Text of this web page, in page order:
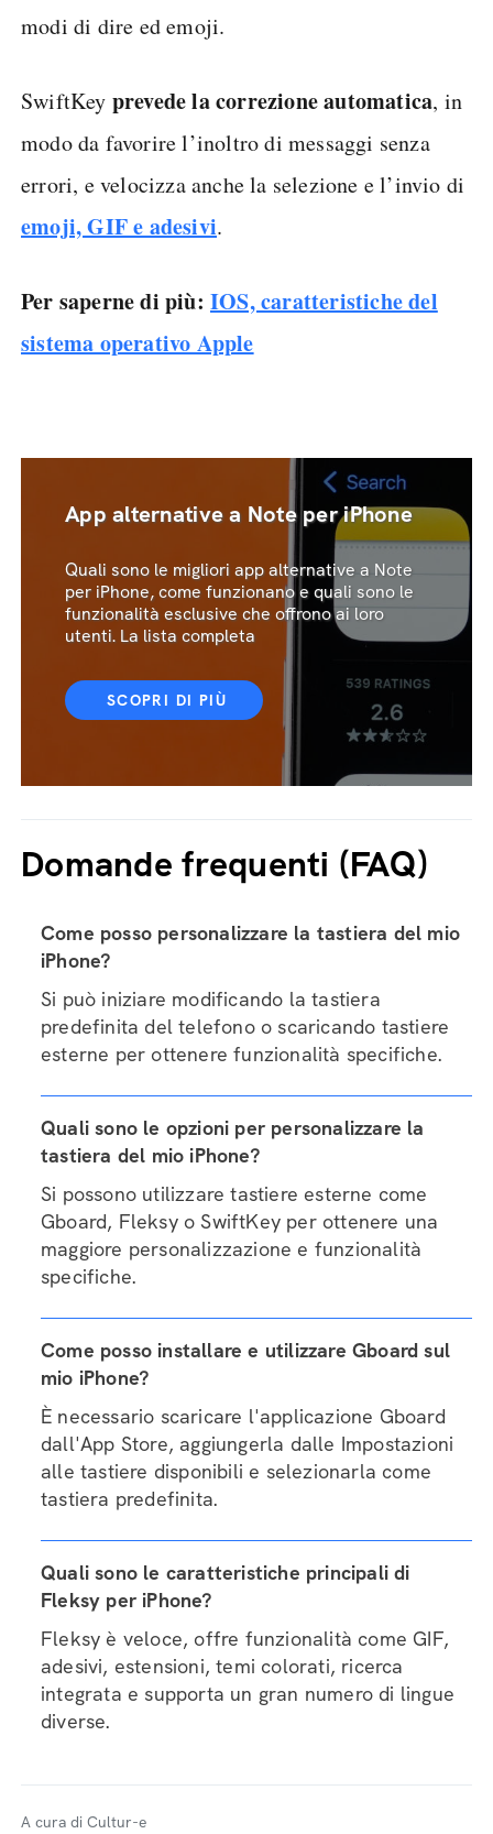
modi di dire ed emoji.
SwiftKey prevede la correzione automatica, in
modo da favorire l’inoltro di messaggi senza
errori, e velocizza anche la selezione e l’invio di
emoji, GIF e adesivi.
Per saperne di più: IOS, caratteristiche del
sistema operativo Apple
App alternative a Note per iPhone
Quali sono le migliori app alternative a Note
per iPhone, come funzionano e quali sono le
funzionalità esclusive che offrono ai loro
utenti. La lista completa
SCOPRI DI PIÙ
Domande frequenti (FAQ)
Come posso personalizzare la tastiera del mio
iPhone?
Si può iniziare modificando la tastiera
predefinita del telefono o scaricando tastiere
esterne per ottenere funzionalità specifiche.
Quali sono le opzioni per personalizzare la
tastiera del mio iPhone?
Si possono utilizzare tastiere esterne come
Gboard, Fleksy o SwiftKey per ottenere una
maggiore personalizzazione e funzionalità
specifiche.
Come posso installare e utilizzare Gboard sul
mio iPhone?
È necessario scaricare l'applicazione Gboard
dall'App Store, aggiungerla dalle Impostazioni
alle tastiere disponibili e selezionarla come
tastiera predefinita.
Quali sono le caratteristiche principali di
Fleksy per iPhone?
Fleksy è veloce, offre funzionalità come GIF,
adesivi, estensioni, temi colorati, ricerca
integrata e supporta un gran numero di lingue
diverse.
A cura di Cultur-e